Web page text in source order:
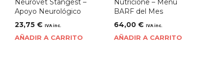
Neurovet Stangest –
Apoyo Neurológico
23,75 € IVA inc.
AÑADIR A CARRITO
Nutricione – Menú
BARF del Mes
64,00 € IVA inc.
AÑADIR A CARRITO